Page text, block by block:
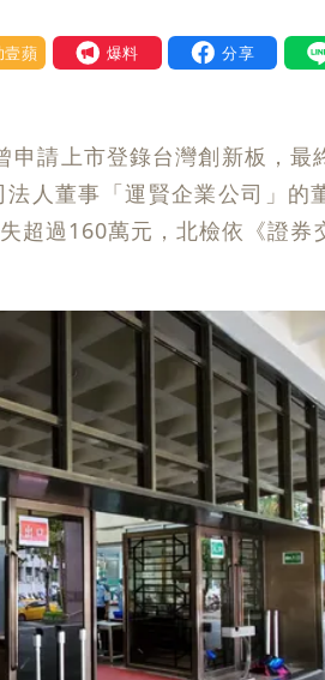
雨
定全部交保、限居
蘋 我要爆料
申請上市登錄台灣創新板，最
人董事「運賢企業公司」的
超過160萬元，北檢依《證券